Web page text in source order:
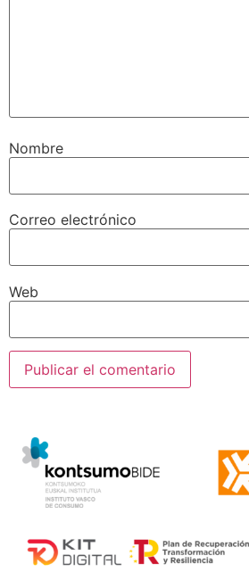
Nombre
Correo electrónico
Web